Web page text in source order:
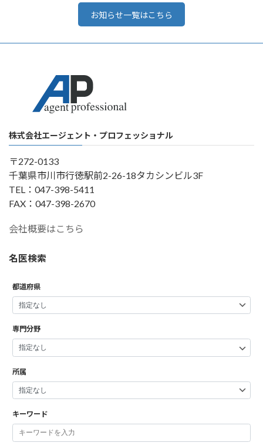
お知らせ一覧はこちら
株式会社エージェント・プロフェッショナル
〒272-0133
千葉県市川市行徳駅前2-26-18タカシンビル3F
TEL：047-398-5411
FAX：047-398-2670
会社概要はこちら
名医検索
都道府県
専門分野
所属
キーワード